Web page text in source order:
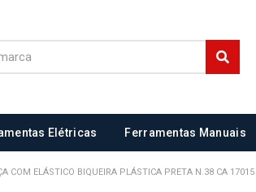
Elétricas Ferramentas Manuais
COM ELÁSTICO BIQUEIRA PLÁSTICA PRETA N.38 CA 17015